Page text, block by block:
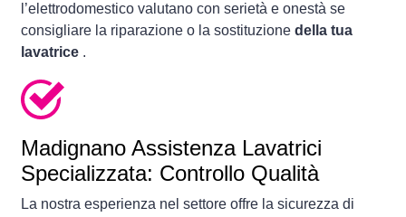
l’elettrodomestico valutano con serietà e onestà se
consigliare la riparazione o la sostituzione della tua
lavatrice .
Madignano Assistenza Lavatrici
Specializzata: Controllo Qualità
La nostra esperienza nel settore offre la sicurezza di